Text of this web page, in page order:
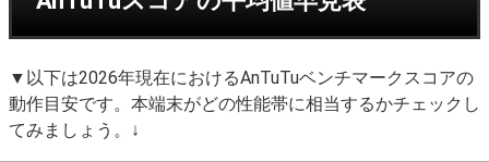
▼以下は2026年現在におけるAnTuTuベンチマークスコアの
動作目安です。本端末がどの性能帯に相当するかチェックし
てみましょう。↓